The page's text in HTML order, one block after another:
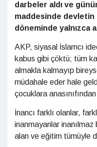
darbeler aldı ve
maddesinde devletin
döneminde yalnızca
AKP, siyasal İslamcı
kabus gibi çöktü; tüm
almakla kalmayıp
müdahale eder hale
çocuklara
İnancı farklı olanlar,
inanmayanlar inanılmaz
alan ve eğitim tümüyle